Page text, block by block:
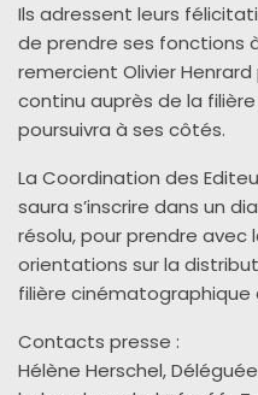
Ils adressent leurs
de prendre ses fonctions
remercient Olivier
continu auprès de la
poursuivra à ses côtés.
La Coordination des
saura s’inscrire dans un
résolu, pour prendre avec
orientations sur la
filière cinématographique
Contacts presse :
Hélène Herschel,